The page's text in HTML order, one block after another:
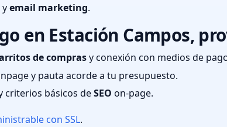
yemail marketing.
en Estación Campos,
de comprasy conexión con medios de
y pauta acorde a tu presupuesto.
criterios básicos deSEO on-page.
con SSL.